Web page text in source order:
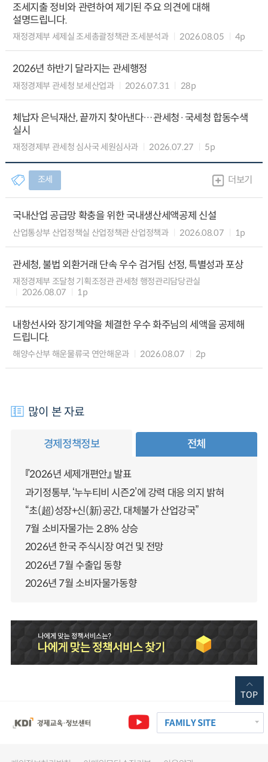
조세지출 정비와 관련하여 제기된 주요 의견에 대해
설명드립니다.
재정경제부 세제실 조세총괄정책관 조세분석과 2026.08.05 4p
2026년 하반기 달라지는 관세행정
재정경제부 관세청 보세산업과 2026.07.31 28p
체납자 은닉재산, 끝까지 찾아낸다…관세청·국세청 합동수색
실시
재정경제부 관세청 심사국 세원심사과 2026.07.27 5p
조세 더보기
국내산업 공급망 확충을 위한 국내생산세액공제 신설
산업통상부 산업정책실 산업정책관 산업정책과 2026.08.07 1p
관세청, 불법 외환거래 단속 우수 검거팀 선정, 특별성과 포상
재정경제부 조달청 기획조정관 관세청 행정관리담당관실
2026.08.07
1p
내항선사와 장기계약을 체결한 우수 화주님의 세액을 공제해
드립니다.
해양수산부 해운물류국 연안해운과 2026.08.07 2p
많이 본 자료
경제정책정보 전체
『2026년 세제개편안』 발표
과기정통부, ‘누누티비 시즌2’에 강력 대응 의지 밝혀
“초(超)성장+신(新)공간, 대체불가 산업강국”
7월 소비자물가는 2.8% 상승
2026년 한국 주식시장 여건 및 전망
2026년 7월 수출입 동향
2026년 7월 소비자물가동향
FAMILY SITE
TOP